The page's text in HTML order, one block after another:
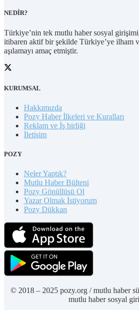
NEDİR?
Türkiye’nin tek mutlu haber sosyal
itibaren aktif bir şekilde Türkiye’ye ilham
aşılamayı amaç etmiştir.
KURUMSAL
Hakkımızda
Pozy Haber İlkeleri ve Kuralları
Reklam ve İş birliği
İletişim
POZY
Neler Yaptık?
Mutlu Haber Bülteni
Pozy Gönüllüsü Ol
Yazar Olmak İstiyorum
Pozy Dükkan
© 2018 – 2025 pozy.org / mutlu haber
mutlu haber sosyal